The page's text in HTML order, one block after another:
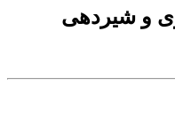
و شیردهی